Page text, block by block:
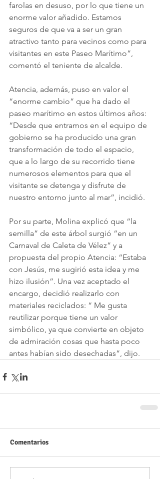
farolas en desuso, por lo que tiene un
enorme valor añadido. Estamos
seguros de que va a ser un gran
atractivo tanto para vecinos como para
visitantes en este Paseo Marítimo”,
comentó el teniente de alcalde.
Atencia, además, puso en valor el
“enorme cambio” que ha dado el
paseo marítimo en estos últimos años:
“Desde que entramos en el equipo de
gobierno se ha producido una gran
transformación de todo el espacio,
que a lo largo de su recorrido tiene
numerosos elementos para que el
visitante se detenga y disfrute de
nuestro entorno junto al mar”, incidió.
Por su parte, Molina explicó que “la
semilla” de este árbol surgió “en un
Carnaval de Caleta de Vélez” y a
propuesta del propio Atencia: “Estaba
con Jesús, me sugirió esta idea y me
hizo ilusión”. Una vez aceptado el
encargo, decidió realizarlo con
materiales reciclados: “ Me gusta
reutilizar porque tiene un valor
simbólico, ya que convierte en objeto
de admiración cosas que hasta poco
antes habían sido desechadas”, dijo.
Comentarios